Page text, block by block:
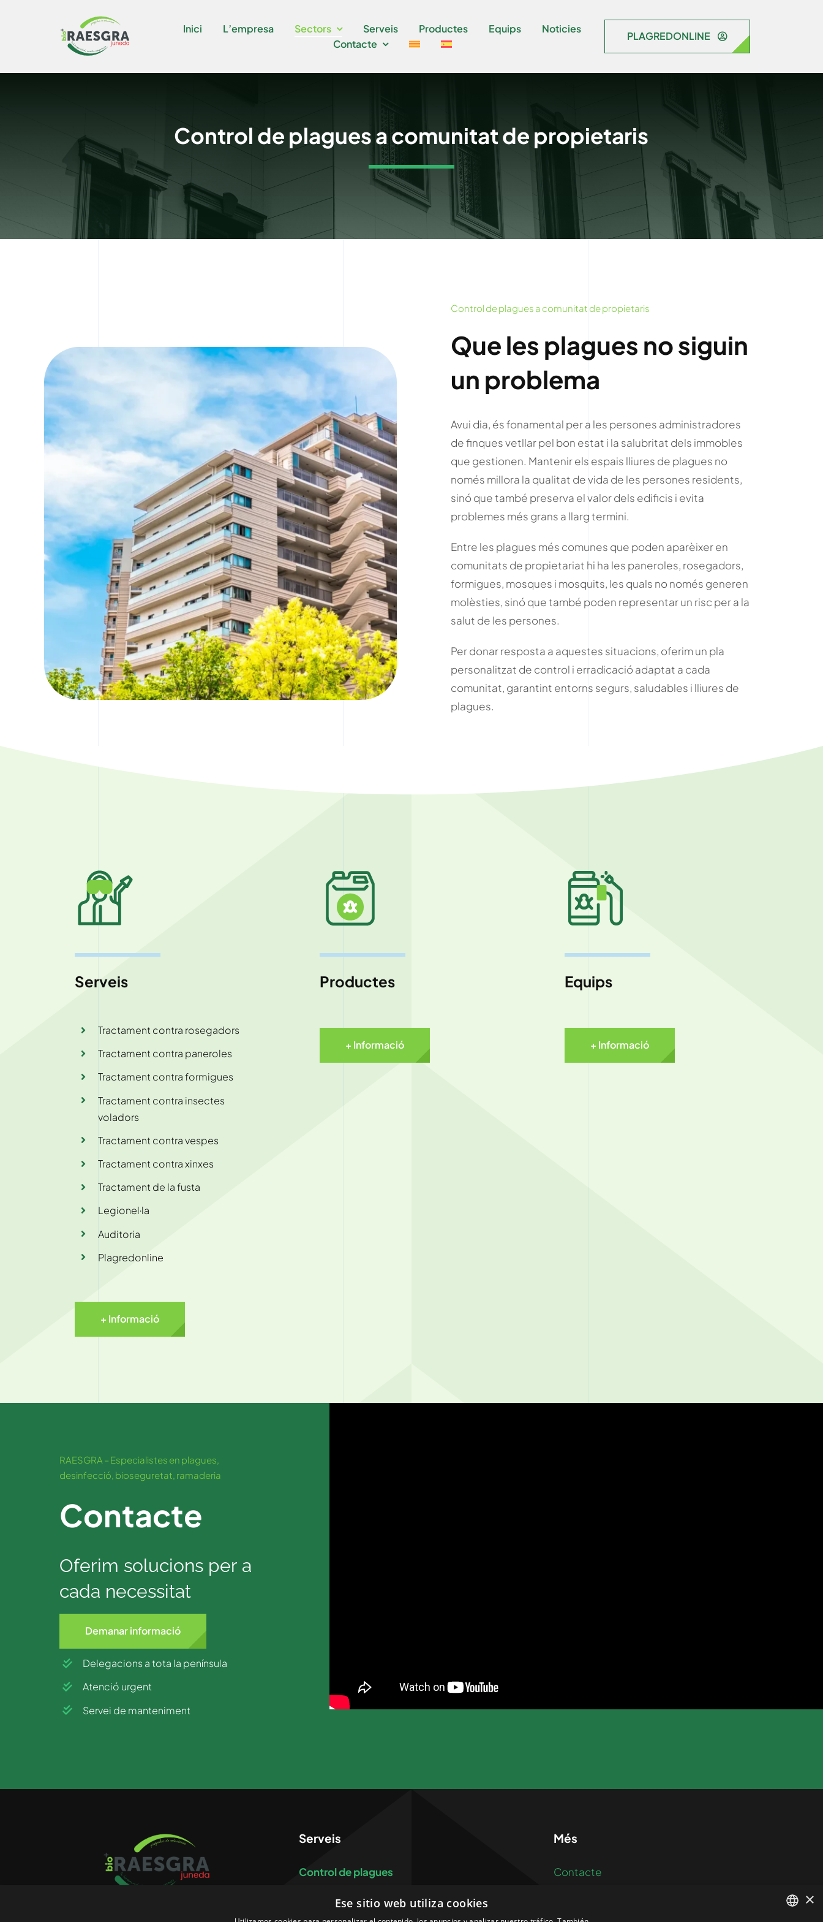
Inici L’empresa Sectors Serveis Productes Equips
Noticies
Contacte
PLAGREDONLINE
Control de plagues a comunitat de propietaris
Control de plagues a comunitat de propietaris
Que les plagues no siguin
un problema
Avui dia, és fonamental per a les persones administradores
de finques vetllar pel bon estat i la salubritat dels immobles
que gestionen. Mantenir els espais lliures de plagues no
només millora la qualitat de vida de les persones residents,
sinó que també preserva el valor dels edificis i evita
problemes més grans a llarg termini.
Entre les plagues més comunes que poden aparèixer en
comunitats de propietariat hi ha les paneroles, rosegadors,
formigues, mosques i mosquits, les quals no només generen
molèsties, sinó que també poden representar un risc per a la
salut de les persones.
Per donar resposta a aquestes situacions, oferim un pla
personalitzat de control i erradicació adaptat a cada
comunitat, garantint entorns segurs, saludables i lliures de
plagues.
Serveis
Tractament contra rosegadors
Tractament contra paneroles
Tractament contra formigues
Tractament contra insectes
voladors
Tractament contra vespes
Tractament contra xinxes
Tractament de la fusta
Legionel·la
Auditoria
Plagredonline
+ Informació
Productes
+ Informació
Equips
+ Informació
RAESGRA – Especialistes en plagues,
desinfecció, bioseguretat, ramaderia
Contacte
Oferim solucions per a
cada necessitat
Demanar informació
Delegacions a tota la península
Atenció urgent
Servei de manteniment
Serveis
Control de plagues
Productes
Més
Contacte
×
Ese sitio web utiliza cookies